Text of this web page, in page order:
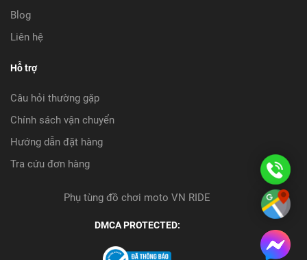
Blog
Liên hệ
Hỗ trợ
Câu hỏi thường gặp
Chính sách vận chuyển
Hướng dẫn đặt hàng
Tra cứu đơn hàng
Phụ tùng đồ chơi moto VN RIDE
DMCA PROTECTED: